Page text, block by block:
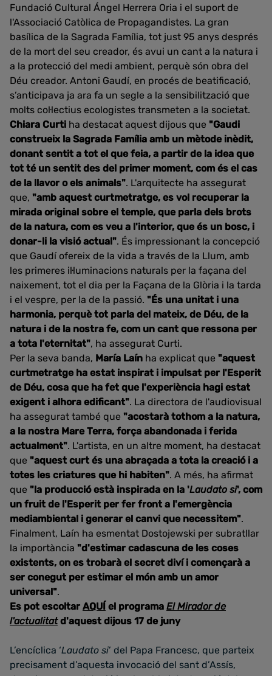
Fundació Cultural Ángel Herrera Oria i el suport de
l'Associació Catòlica de Propagandistes. La gran
basílica de la Sagrada Família, tot just 95 anys després
de la mort del seu creador, és avui un cant a la natura i
a la protecció del medi ambient, perquè són obra del
Déu creador. Antoni Gaudí, en procés de beatificació,
s’anticipava ja ara fa un segle a la sensibilització que
molts col·lectius ecologistes transmeten a la societat.
Chiara Curti ha destacat aquest dijous que "Gaudi
construeix la Sagrada Família amb un mètode inèdit,
donant sentit a tot el que feia, a partir de la idea que
tot té un sentit des del primer moment, com és el cas
de la llavor o els animals". L'arquitecte ha assegurat
que, "amb aquest curtmetratge, es vol recuperar la
mirada original sobre el temple, que parla dels brots
de la natura, com es veu a l'interior, que és un bosc, i
donar-li la visió actual". És impressionant la concepció
que Gaudí ofereix de la vida a través de la Llum, amb
les primeres il·luminacions naturals per la façana del
naixement, tot el dia per la Façana de la Glòria i la tarda
i el vespre, per la de la passió. "És una unitat i una
harmonia, perquè tot parla del mateix, de Déu, de la
natura i de la nostra fe, com un cant que ressona per
a tota l'eternitat", ha assegurat Curti.
Per la seva banda, María Laín ha explicat que "aquest
curtmetratge ha estat inspirat i impulsat per l'Esperit
de Déu, cosa que ha fet que l'experiència hagi estat
exigent i alhora edificant". La directora de l'audiovisual
ha assegurat també que "acostarà tothom a la natura,
a la nostra Mare Terra, força abandonada i ferida
actualment". L'artista, en un altre moment, ha destacat
que "aquest curt és una abraçada a tota la creació i a
totes les criatures que hi habiten". A més, ha afirmat
que "la producció està inspirada en la 'Laudato si', com
un fruit de l'Esperit per fer front a l'emergència
mediambiental i generar el canvi que necessitem".
Finalment, Laín ha esmentat Dostojewski per subratllar
la importància "d'estimar cadascuna de les coses
existents, on es trobarà el secret diví i començarà a
ser conegut per estimar el món amb un amor
universal".
Es pot escoltar AQUÍ el programa El Mirador de
l'actualitatd'aquest dijous 17 de juny
L’encíclica ‘Laudato si’ del Papa Francesc, que parteix
precisament d’aquesta invocació del sant d’Assís,